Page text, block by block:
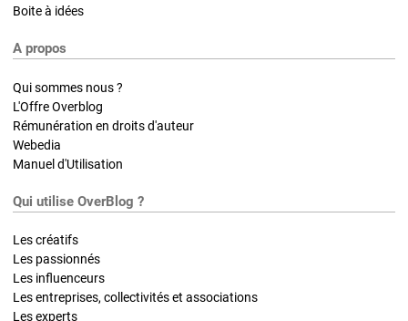
Boite à idées
A propos
Qui sommes nous ?
L'Offre Overblog
Rémunération en droits d'auteur
Webedia
Manuel d'Utilisation
Qui utilise OverBlog ?
Les créatifs
Les passionnés
Les influenceurs
Les entreprises, collectivités et associations
Les experts